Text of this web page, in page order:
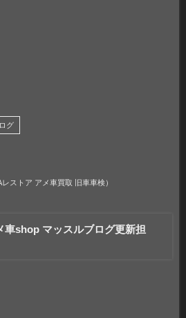
グ
ストア アメ車買取 旧車車検）
車shop マッスルブログ更新担